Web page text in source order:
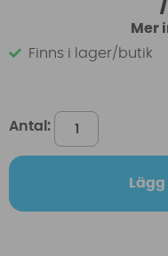
Mer
Finns i lager/butik
Antal: